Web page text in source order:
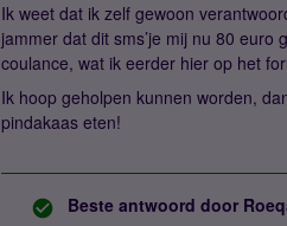
Ik weet dat ik zelf gewoon
jammer dat dit sms’je mij nu 80
coulance, wat ik eerder hier op het
Ik hoop geholpen kunnen worden,
pindakaas eten!
Beste antwoord door